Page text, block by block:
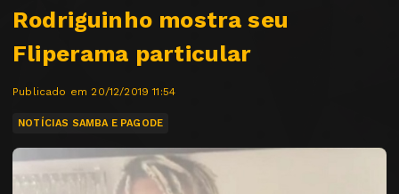
Rodriguinho mostra seu
Fliperama particular
Publicado em 20/12/2019 11:54
NOTÍCIAS SAMBA E PAGODE